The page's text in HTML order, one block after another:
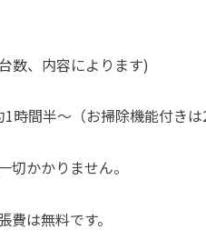
数、内容によります)
間半～（お掃除機能付きは
かかりません。
は無料です。